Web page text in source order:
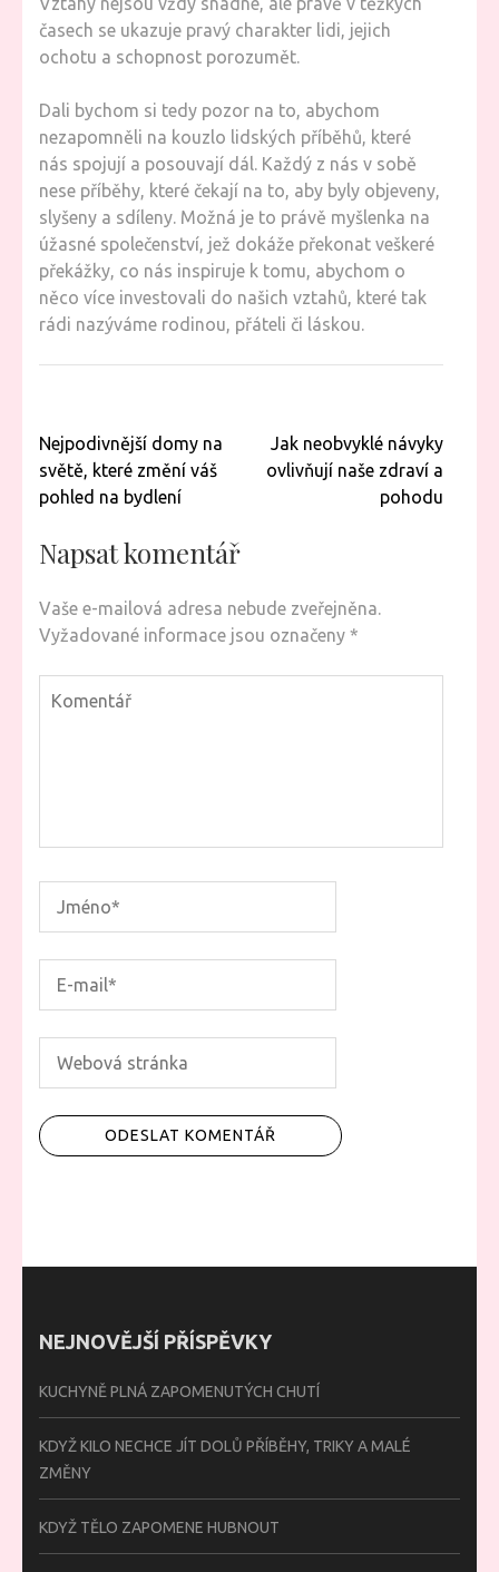
časech se ukazuje pravý charakter lidi, jejich
ochotu a schopnost porozumět.
Dali bychom si tedy pozor na to, abychom
nezapomněli na kouzlo lidských příběhů, které
nás spojují a posouvají dál. Každý z nás v sobě
nese příběhy, které čekají na to, aby byly objeveny,
slyšeny a sdíleny. Možná je to právě myšlenka na
úžasné společenství, jež dokáže překonat veškeré
překážky, co nás inspiruje k tomu, abychom o
něco více investovali do našich vztahů, které tak
rádi nazýváme rodinou, přáteli či láskou.
Navigace
pro
příspěvek
Nejpodivnější domy na
světě, které změní váš
pohled na bydlení
Jak neobvyklé návyky
ovlivňují naše zdraví a
pohodu
Napsat komentář
Vaše e-mailová adresa nebude zveřejněna.
Vyžadované informace jsou označeny *
NEJNOVĚJŠÍ PŘÍSPĚVKY
KUCHYNĚ PLNÁ ZAPOMENUTÝCH CHUTÍ
KDYŽ KILO NECHCE JÍT DOLŮ PŘÍBĚHY, TRIKY A MALÉ
ZMĚNY
KDYŽ TĚLO ZAPOMENE HUBNOUT